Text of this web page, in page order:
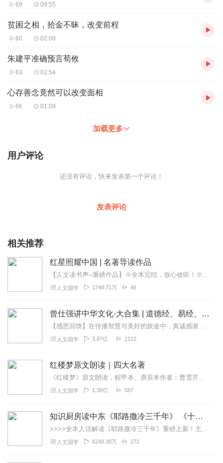
69 09:55
贫困之相，拾金不昧，改变前程
60 02:08
朱建平准确预言荀攸
63 02:54
心存善念竟然可以改变面相
66 01:09
加载更多
用户评论
还没有评论，快来发表第一个评论！
发表评论
相关推荐
红星照耀中国 | 名著导读作品
【人文读书声--重磅作品】※全本完结，放心收听！※八年级（上）语文教科书名著导读指定作品，同名有声书！※著名翻译家董乐山先生权威中文译本！※人民文学出版...
人文国学 1748.71万 46
曾仕强讲中华文化·大合集 | 道德经、易经、三国演义中的国学
【感恩回馈】在传播智慧与美好的旅途中，真诚感谢每一位伙伴的温暖陪伴与鼎力支持！欢迎曾仕强学堂粉丝听友们入群交流，更多新鲜玩法和福利活动等你！添加微信：zengf...
人文国学 3.87亿 2112
红楼梦原文朗读｜四大名著
《红楼梦》原文朗读，程甲本、庚辰本作者：曹雪芹，朗读：白云出岫、蓝色百合《红楼梦》程甲本和庚辰本是该书两大重要版本。程甲本由程伟元和高鹗于乾隆五十六年（1791...
人文国学 1.38亿 597
知识厨房读中东《耶路撒冷三千年》 《十字军的故事》《奥斯曼帝国与土耳其》人话解读 | 读懂巴以冲突、叙利亚
>>>>全本人话解读《耶路撒冷三千年》重磅上新！主讲人「知识厨房」全新解读，3次奔赴以色列，直击巴以冲突，他经历了什么？又会给我们带来什么？欢迎收听，参与抽奖！...
人文国学 6248.30万 271